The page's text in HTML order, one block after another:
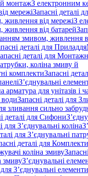
монтажЗ електронним
мережіЗапасні деталі
живлення від мережіЗ
живлення від батарей
змивом, живлення
деталі для Приладдя
деталі для
коліна змиву й
комплектиЗапасні
З’єднувальні
арматура для унітазів і
водиЗапасні деталі для
зливання сильно
деталі для Сифони
для З’єднувальні коліна
для З’єднувальні
деталі для
коліна змиву
змивуЗ’єднувальні
для З’єднувальні